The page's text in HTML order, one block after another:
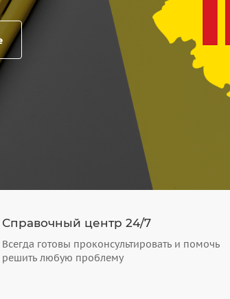
Справочный центр 24/7
Всегда готовы проконсультировать и помочь
решить любую проблему